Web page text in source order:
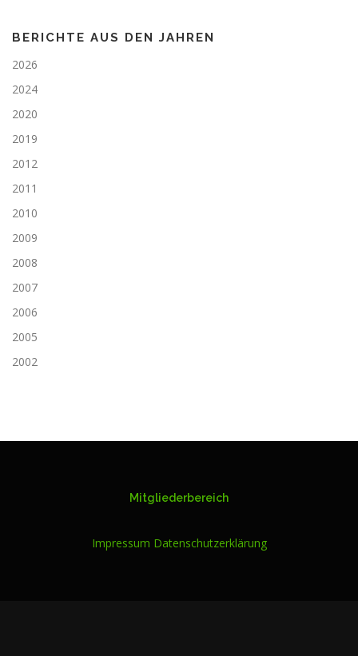
BERICHTE AUS DEN JAHREN
2026
2024
2020
2019
2012
2011
2010
2009
2008
2007
2006
2005
2002
Mitgliederbereich
Impressum Datenschutzerklärung